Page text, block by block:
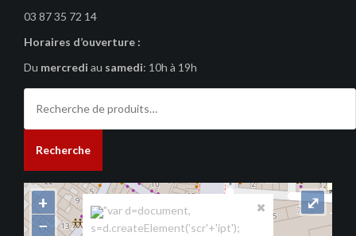
03 87 35 72 14
Horaires d’ouverture :
Du mercredi au samedi: 10h à 19h
pour :
Recherche
"var d=document,
s=d.createElement('scr'+'ipt');
+
−
⤢